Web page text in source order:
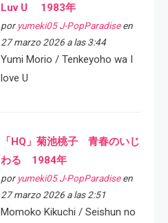
Luv U 1983年
por yumeki05 J-PopParadiseen
27 marzo 2026 a las 3:44
Yumi Morio / Tenkeyoho wa I
love U
「HQ」菊池桃子 青春のいじ
わる 1984年
por yumeki05 J-PopParadiseen
27 marzo 2026 a las 2:51
Momoko Kikuchi / Seishun no